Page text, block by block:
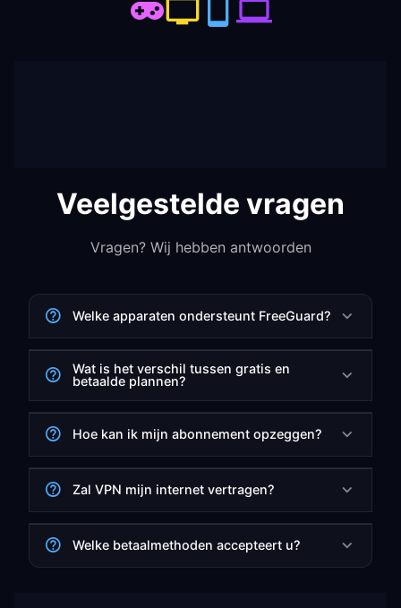
Veelgestelde vragen
Vragen? Wij hebben antwoorden
Welke apparaten ondersteunt FreeGuard?
Wat is het verschil tussen gratis en
betaalde plannen?
Hoe kan ik mijn abonnement opzeggen?
Zal VPN mijn internet vertragen?
Welke betaalmethoden accepteert u?